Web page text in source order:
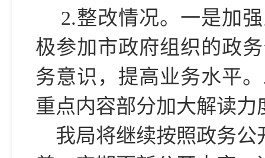
2.整改情况。一是加
极参加市政府组织的政
务意识，提高业务水平
重点内容部分加大解读力
我局将继续按照政务